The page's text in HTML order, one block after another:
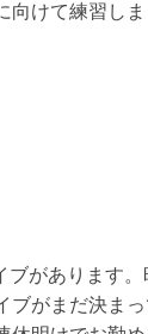
向けて練習し
ブがあります
がまだ決まっ